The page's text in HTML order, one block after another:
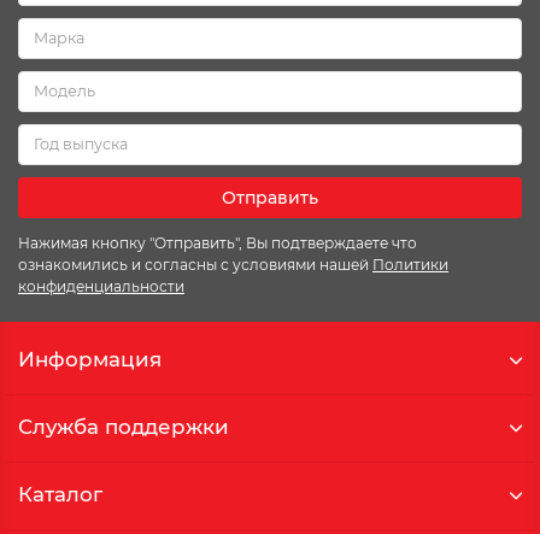
Отправить
Нажимая кнопку "Отправить", Вы подтверждаете что
ознакомились и согласны с условиями нашей Политики
конфиденциальности
Информация
Служба поддержки
Каталог